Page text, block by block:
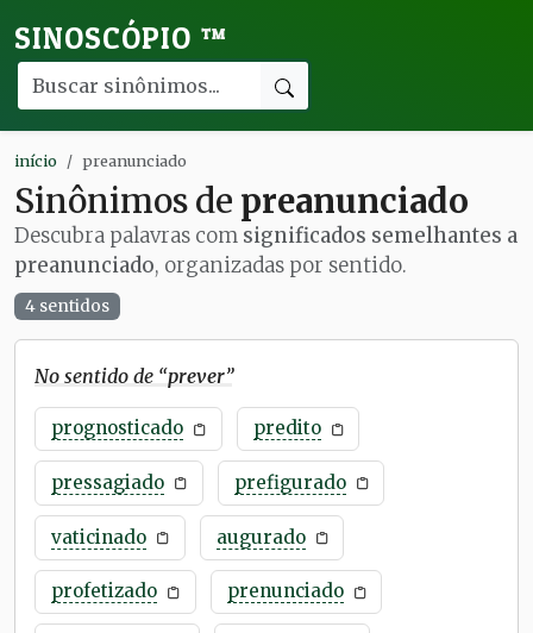
SINOSCÓPIO ™
início preanunciado
Sinônimos de preanunciado
Descubra palavras com significados semelhantes a
preanunciado, organizadas por sentido.
4 sentidos
No sentido de “prever”
prognosticado predito
pressagiado prefigurado
vaticinado augurado
profetizado prenunciado